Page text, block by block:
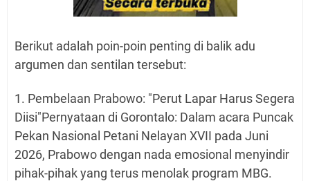
Berikut adalah poin-poin penting di balik adu
argumen dan sentilan tersebut:
1. Pembelaan Prabowo: "Perut Lapar Harus Segera
Diisi"Pernyataan di Gorontalo: Dalam acara Puncak
Pekan Nasional Petani Nelayan XVII pada Juni
2026, Prabowo dengan nada emosional menyindir
pihak-pihak yang terus menolak program MBG.